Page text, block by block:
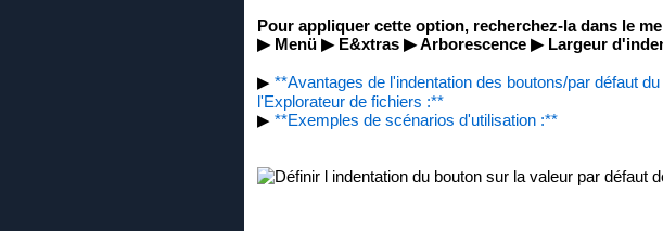
Pour appliquer cette option, recherchez-la dans le
▶ Menü ▶ E&xtras ▶ Arborescence ▶ Largeur
▶ **Avantages de l'indentation des boutons/par défaut
l'Explorateur de fichiers :**
▶ **Exemples de scénarios d'utilisation :**